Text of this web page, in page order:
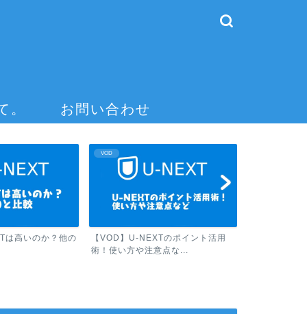
。 お問い合わせ
は高いのか？他の
VOD
【VOD】U-NEXTのポイント活用
術！使い方や注意点な...